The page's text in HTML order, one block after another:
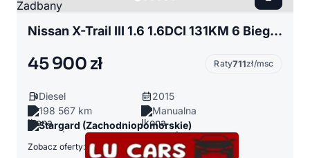
Nissan X-Trail III 1.6 1.6DCI 131KM 6 Biegów Panoramiczny Dach Kamery 360 Nawigacja Zadbany
45 900 zł Raty711zł/msc
Diesel
2015
198 567 km
Manualna
Stargard (Zachodniopomorskie)
Zobacz oferty: